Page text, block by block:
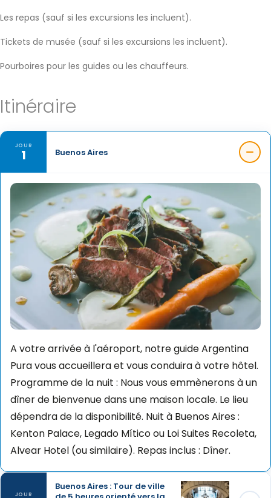
Les repas (sauf si les excursions les incluent).
Tickets de musée (sauf si les excursions les incluent).
Pourboires pour les guides ou les chauffeurs.
Itinéraire
JOUR
1 Buenos Aires
A votre arrivée à l'aéroport, notre guide Argentina
Pura vous accueillera et vous conduira à votre hôtel.
Programme de la nuit : Nous vous emmènerons à un
dîner de bienvenue dans une maison locale. Le lieu
dépendra de la disponibilité. Nuit à Buenos Aires :
Kenton Palace, Legado Mítico ou Loi Suites Recoleta,
Alvear Hotel (ou similaire). Repas inclus : Dîner.
JOUR
Buenos Aires : Tour de ville